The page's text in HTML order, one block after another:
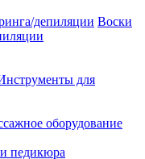
Воски
для
оборудование